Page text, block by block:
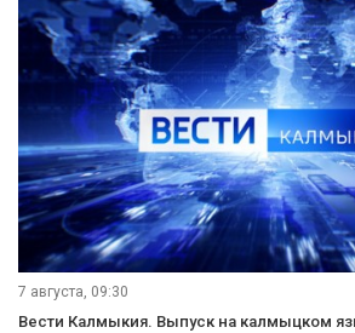
7 августа, 09:30
Вести Калмыкия. Выпуск на калмыцком